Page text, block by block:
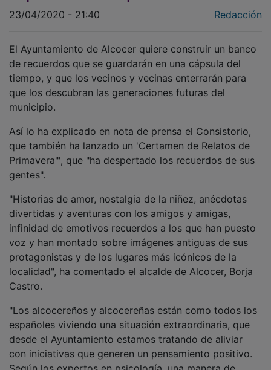
de recuerdos que se guardarán en una cápsula del
tiempo, y que los vecinos y vecinas enterrarán para
que los descubran las generaciones futuras del
municipio.
que también ha lanzado un 'Certamen de Relatos de
Primavera"', que "ha despertado los recuerdos de sus
gentes".
divertidas y aventuras con los amigos y amigas,
infinidad de emotivos recuerdos a los que han puesto
voz y han montado sobre imágenes antiguas de sus
protagonistas y de los lugares más icónicos de la
localidad", ha comentado el alcalde de Alcocer, Borja
Castro.
españoles viviendo una situación extraordinaria, que
desde el Ayuntamiento estamos tratando de aliviar
con iniciativas que generen un pensamiento positivo.
Según los expertos en psicología, una manera de